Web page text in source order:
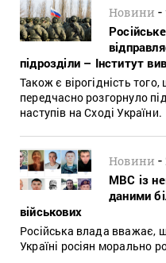
Новини -
підрозділи – Інститут
Також є вірогідність
передчасно розгорнуло
наступів на Сході України.
Новини -
МВС із
даними
військових
Російська влада вважає,
Україні росіян морально